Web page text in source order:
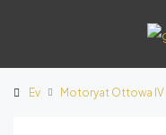
Ev Motoryat Ottowa IV